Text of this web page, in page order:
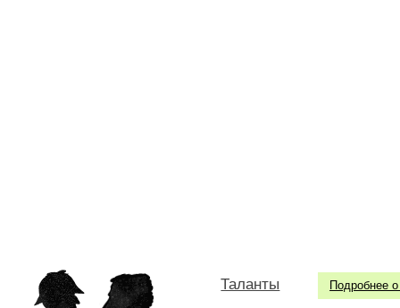
Подробнее о
Таланты